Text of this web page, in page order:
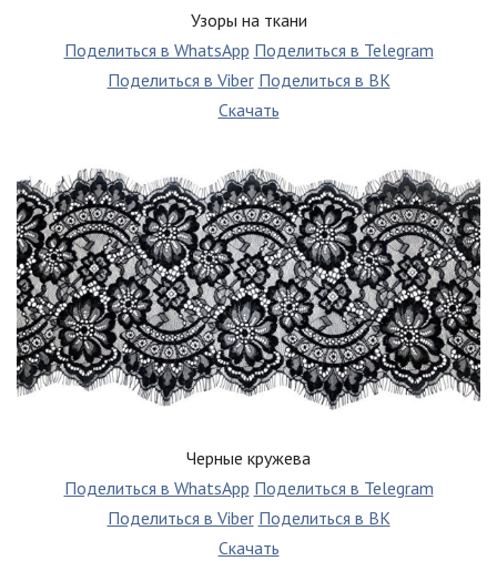
Узоры на ткани
Поделиться в WhatsApp Поделиться в Telegram
Поделиться в Viber Поделиться в ВК
Скачать
Черные кружева
Поделиться в WhatsApp Поделиться в Telegram
Поделиться в Viber Поделиться в ВК
Скачать